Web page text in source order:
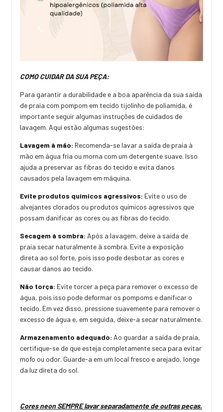
COMO CUIDAR DA SUA PEÇA:
Para garantir a durabilidade e a boa aparência da sua saída
de praia com pompom em tecido tijolinho de poliamida, é
importante seguir algumas instruções de cuidados de
lavagem. Aqui estão algumas sugestões:
Lavagem à mão: Recomenda-se lavar a saída de praia à
mão em água fria ou morna com um detergente suave. Isso
ajuda a preservar as fibras do tecido e evita danos
causados pela lavagem em máquina.
Evite produtos químicos agressivos: Evite o uso de
alvejantes clorados ou produtos químicos agressivos que
possam danificar as cores ou as fibras do tecido.
Secagem à sombra: Após a lavagem, deixe a saída de
praia secar naturalmente à sombra. Evite a exposição
direta ao sol forte, pois isso pode desbotar as cores e
causar danos ao tecido.
Não torça: Evite torcer a peça para remover o excesso de
água, pois isso pode deformar os pompoms e danificar o
tecido. Em vez disso, pressione suavemente para remover o
excesso de água e, em seguida, deixe-a secar naturalmente.
Armazenamento adequado: Ao guardar a saída de praia,
certifique-se de que esteja completamente seca para evitar
mofo ou odor. Guarde-a em um local fresco e arejado, longe
da luz direta do sol.
Cores neon SEMPRE lavar separadamente de outras peças.